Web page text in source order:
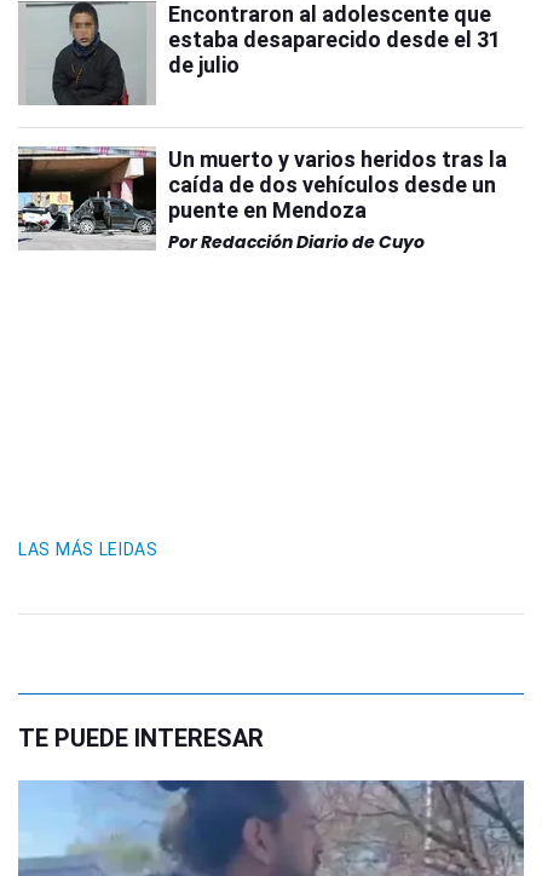
Encontraron al adolescente que
estaba desaparecido desde el 31
de julio
Un muerto y varios heridos tras la
caída de dos vehículos desde un
puente en Mendoza
PorRedacción Diario de Cuyo
LAS MÁS LEIDAS
TE PUEDE INTERESAR